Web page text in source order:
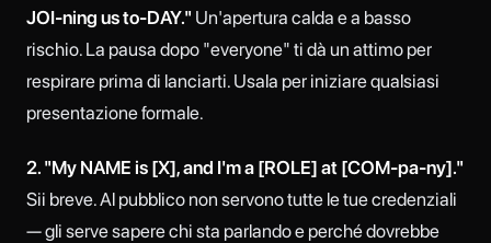
JOI-ning us to-DAY." Un'apertura calda e a basso
rischio. La pausa dopo "everyone" ti dà un attimo per
respirare prima di lanciarti. Usala per iniziare qualsiasi
presentazione formale.
2. "My NAME is [X], and I'm a [ROLE] at [COM-pa-ny]."
Sii breve. Al pubblico non servono tutte le tue credenziali
— gli serve sapere chi sta parlando e perché dovrebbe